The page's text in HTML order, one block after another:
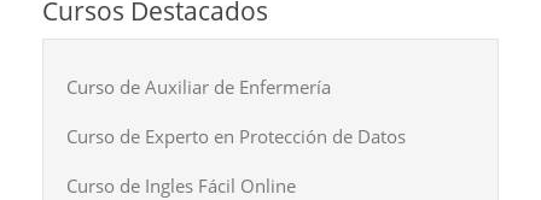
Cursos Destacados
Curso de Auxiliar de Enfermería
Curso de Experto en Protección de Datos
Curso de Ingles Fácil Online